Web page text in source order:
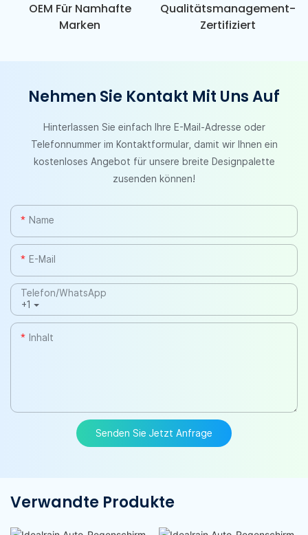
OEM Für Namhafte
Marken
Qualitätsmanagement-
Zertifiziert
Nehmen Sie Kontakt Mit Uns Auf
Hinterlassen Sie einfach Ihre E-Mail-Adresse oder
Telefonnummer im Kontaktformular, damit wir Ihnen ein
kostenloses Angebot für unsere breite Designpalette
zusenden können!
Name
E-Mail
+1
Telefon/WhatsApp
Inhalt
Senden Sie Jetzt Anfrage
Verwandte Produkte